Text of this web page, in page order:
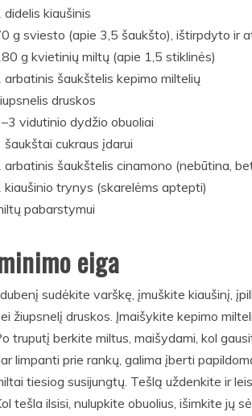
didelis kiaušinis
g sviesto (apie 3,5 šaukšto), ištirpdyto ir
g kvietinių miltų (apie 1,5 stiklinės)
arbatinis šaukštelis kepimo miltelių
druskos
vidutinio dydžio obuoliai
šaukštai cukraus įdarui
arbatinis šaukštelis cinamono (nebūtina,
kiaušinio trynys (skarelėms aptepti)
pabarstymui
eiga
sudėkite varškę, įmuškite kiaušinį,
žiupsnelį druskos. Įmaišykite kepimo
truputį berkite miltus, maišydami, kol
limpanti prie rankų, galima įberti
tiesiog susijungtų. Tešlą uždenkite ir
tešla ilsisi, nulupkite obuolius, išimkite jų